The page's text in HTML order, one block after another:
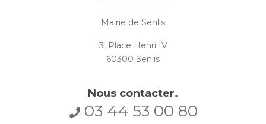
Mairie de Senlis
3, Place Henri IV
60300 Senlis
Nous contacter.
03 44 53 00 80